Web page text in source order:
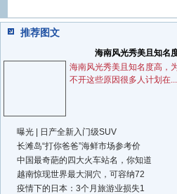
推荐图文
海南风光秀美且知名
海南风光秀美且知名度高，
不开这些原因很多人计划在...
曝光 | 日产全新入门级SUV
长滩岛“打你爸爸”海鲜市场参考价
中国最奇葩的四大火车站名，你知道
越南惊现世界最大洞穴，可容纳72
疫情下的日本：3个月旅游业损失1